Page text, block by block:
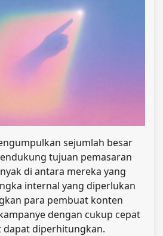
sejumlah besar
tujuan pemasaran
di antara mereka yang
internal yang diperlukan
para pembuat konten
dengan cukup cepat
dapat diperhitungkan.